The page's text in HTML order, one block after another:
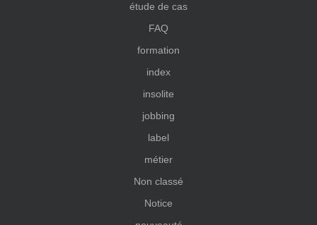
étude de cas
FAQ
formation
index
insolite
jobbing
label
métier
Non classé
Notice